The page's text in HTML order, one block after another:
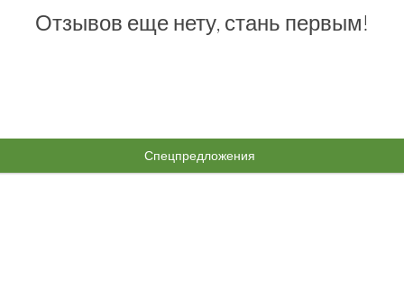
Отзывов еще нету, стань первым!
Спецпредложения